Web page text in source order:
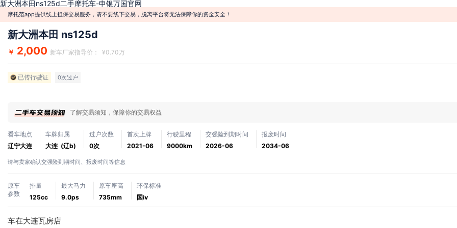
新大洲本田ns125d二手摩托车-申银万国官网
摩托范app提供线上担保交易服务，请不要线下交易，脱离平台将无法保障你的资金安全！
新大洲本田 ns125d
￥ 2,000 新车厂家指导价： ¥0.70万
已传行驶证 0次过户
了解交易须知，保障你的交易权益
看车地点
辽宁大连
车牌归属
大连 (辽b)
过户次数
0次
首次上牌
2021-06
行驶里程
9000km
交强险到期时间
2026-06
报废时间
2034-06
请与卖家确认交强险到期时间、报废时间等信息
原车
参数
排量
125cc
最大马力
9.0ps
原车座高
735mm
环保标准
国ⅳ
车在大连瓦房店